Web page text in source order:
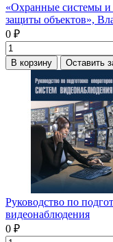
«Охранные системы и
защиты объектов»,
0 ₽
В корзину Оставить
Руководство по
видеонаблюдения
0 ₽